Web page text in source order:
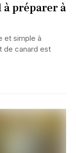
à préparer à
et simple à
de canard est